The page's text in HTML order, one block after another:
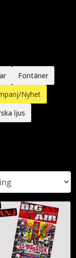
Fontäner
Nyhet
ljus